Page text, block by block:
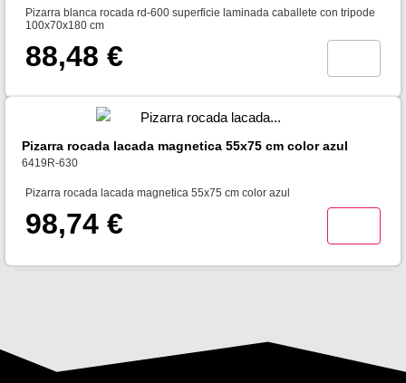
Pizarra blanca rocada rd-600 superficie laminada caballete con tripode
100x70x180 cm
88,48 €
Pizarra rocada lacada magnetica 55x75 cm color azul
6419R-630
Pizarra rocada lacada magnetica 55x75 cm color azul
98,74 €